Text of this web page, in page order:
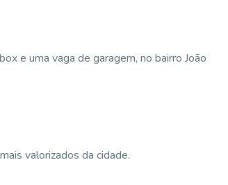
e uma vaga de garagem, no bairro João
valorizados da cidade.